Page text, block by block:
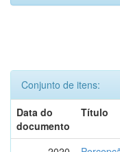
Conjunto de itens:
Data do
documento
Título